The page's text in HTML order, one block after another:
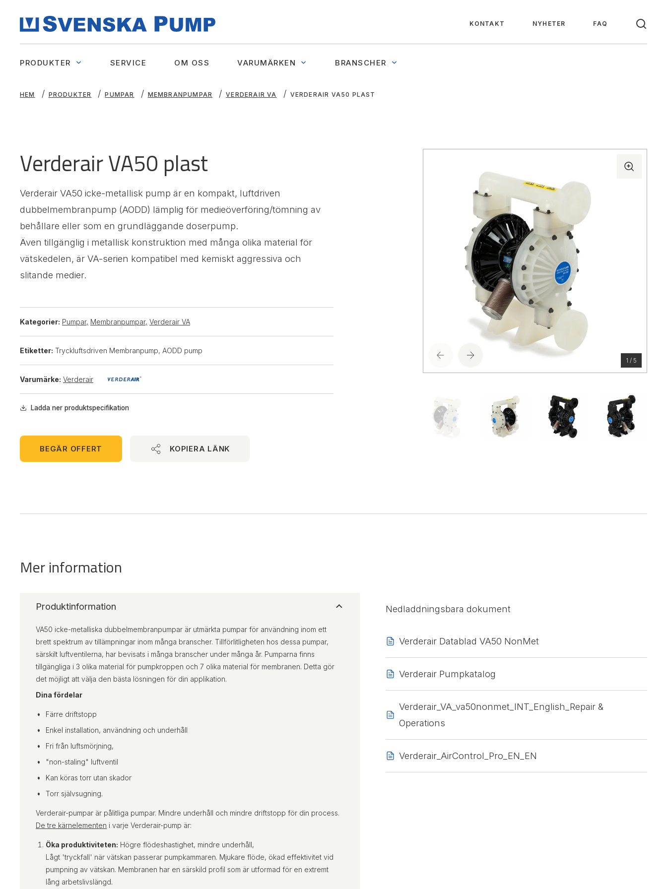
KONTAKT NYHETER FAQ
PRODUKTER SERVICE OM OSS VARUMÄRKEN BRANSCHER
HEM PRODUKTER PUMPAR MEMBRANPUMPAR VERDERAIR VA VERDERAIR VA50 PLAST
Verderair VA50 plast
Verderair VA50 icke-metallisk pump är en kompakt, luftdriven
dubbelmembranpump (AODD) lämplig för medieöverföring/tömning av
behållare eller som en grundläggande doserpump.
Även tillgänglig i metallisk konstruktion med många olika material för
vätskedelen, är VA-serien kompatibel med kemiskt aggressiva och
slitande medier.
Kategorier: Pumpar, Membranpumpar, Verderair VA
Etiketter: Tryckluftsdriven Membranpump, AODD pump
Varumärke: Verderair
Ladda ner produktspecifikation
1 / 5
BEGÄR OFFERT KOPIERA LÄNK
Mer information
Produktinformation
VA50 icke-metalliska dubbelmembranpumpar är utmärkta pumpar för användning inom ett
brett spektrum av tillämpningar inom många branscher. Tillförlitligheten hos dessa pumpar,
särskilt luftventilerna, har bevisats i många branscher under många år. Pumparna finns
tillgängliga i 3 olika material för pumpkroppen och 7 olika material för membranen. Detta gör
det möjligt att välja den bästa lösningen för din applikation.
Dina fördelar
Färre driftstopp
Enkel installation, användning och underhåll
Fri från luftsmörjning,
"non-staling" luftventil
Kan köras torr utan skador
Torr självsugning.
Verderair-pumpar är pålitliga pumpar. Mindre underhåll och mindre driftstopp för din process.
De tre kärnelementen i varje Verderair-pump är:
Öka produktiviteten: Högre flödeshastighet, mindre underhåll,
Lågt 'tryckfall' när vätskan passerar pumpkammaren. Mjukare flöde, ökad effektivitet vid
pumpning av vätskan. Membranen har en särskild profil som är utformad för en extremt
lång arbetslivslängd.
Nedladdningsbara dokument
Verderair Datablad VA50 NonMet
Verderair Pumpkatalog
Verderair_VA_va50nonmet_INT_English_Repair &
Operations
Verderair_AirControl_Pro_EN_EN